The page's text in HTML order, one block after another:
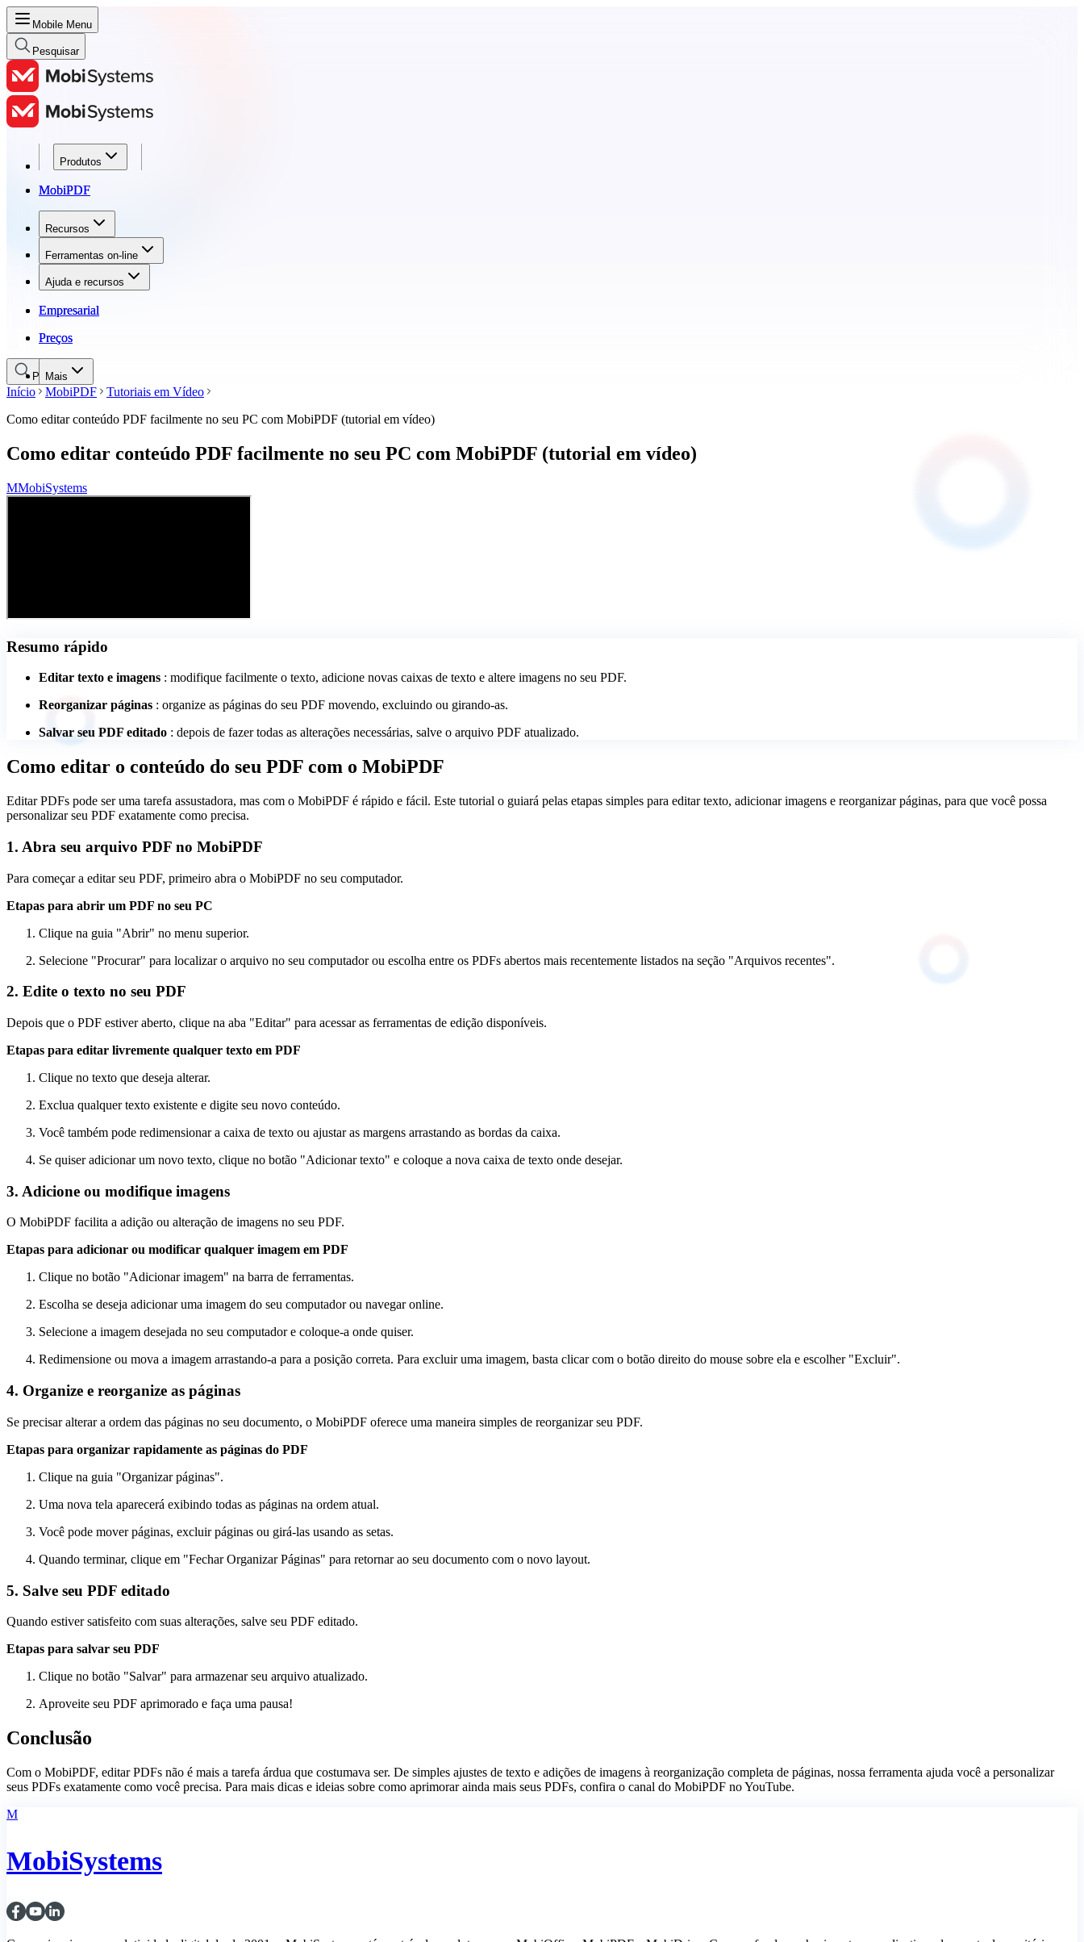
Mobile Menu
Pesquisar
Produtos
MobiPDF
Recursos
Ferramentas on-line
Ajuda e recursos
Empresarial
Preços
Mais
Produtos
MobiPDF
Recursos
Ferramentas on-line
Ajuda e recursos
Empresarial
Preços
Pesquisar
Início MobiPDF
Tutoriais em Vídeo
Como editar conteúdo PDF facilmente no seu PC com MobiPDF (tutorial em vídeo)
Como editar conteúdo PDF facilmente no seu PC com MobiPDF (tutorial em vídeo)
MMobiSystems
Resumo rápido
Editar texto e imagens : modifique facilmente o texto, adicione novas caixas de texto e altere imagens no seu PDF.
Reorganizar páginas : organize as páginas do seu PDF movendo, excluindo ou girando-as.
Salvar seu PDF editado : depois de fazer todas as alterações necessárias, salve o arquivo PDF atualizado.
Como editar o conteúdo do seu PDF com o MobiPDF
Editar PDFs pode ser uma tarefa assustadora, mas com o MobiPDF é rápido e fácil. Este tutorial o guiará pelas etapas simples para editar texto, adicionar imagens e reorganizar páginas, para que você possa
personalizar seu PDF exatamente como precisa.
1. Abra seu arquivo PDF no MobiPDF
Para começar a editar seu PDF, primeiro abra o MobiPDF no seu computador.
Etapas para abrir um PDF no seu PC
Clique na guia "Abrir" no menu superior.
Selecione "Procurar" para localizar o arquivo no seu computador ou escolha entre os PDFs abertos mais recentemente listados na seção "Arquivos recentes".
2. Edite o texto no seu PDF
Depois que o PDF estiver aberto, clique na aba "Editar" para acessar as ferramentas de edição disponíveis.
Etapas para editar livremente qualquer texto em PDF
Clique no texto que deseja alterar.
Exclua qualquer texto existente e digite seu novo conteúdo.
Você também pode redimensionar a caixa de texto ou ajustar as margens arrastando as bordas da caixa.
Se quiser adicionar um novo texto, clique no botão "Adicionar texto" e coloque a nova caixa de texto onde desejar.
3. Adicione ou modifique imagens
O MobiPDF facilita a adição ou alteração de imagens no seu PDF.
Etapas para adicionar ou modificar qualquer imagem em PDF
Clique no botão "Adicionar imagem" na barra de ferramentas.
Escolha se deseja adicionar uma imagem do seu computador ou navegar online.
Selecione a imagem desejada no seu computador e coloque-a onde quiser.
Redimensione ou mova a imagem arrastando-a para a posição correta. Para excluir uma imagem, basta clicar com o botão direito do mouse sobre ela e escolher "Excluir".
4. Organize e reorganize as páginas
Se precisar alterar a ordem das páginas no seu documento, o MobiPDF oferece uma maneira simples de reorganizar seu PDF.
Etapas para organizar rapidamente as páginas do PDF
Clique na guia "Organizar páginas".
Uma nova tela aparecerá exibindo todas as páginas na ordem atual.
Você pode mover páginas, excluir páginas ou girá-las usando as setas.
Quando terminar, clique em "Fechar Organizar Páginas" para retornar ao seu documento com o novo layout.
5. Salve seu PDF editado
Quando estiver satisfeito com suas alterações, salve seu PDF editado.
Etapas para salvar seu PDF
Clique no botão "Salvar" para armazenar seu arquivo atualizado.
Aproveite seu PDF aprimorado e faça uma pausa!
Conclusão
Com o MobiPDF, editar PDFs não é mais a tarefa árdua que costumava ser. De simples ajustes de texto e adições de imagens à reorganização completa de páginas, nossa ferramenta ajuda você a personalizar
seus PDFs exatamente como você precisa. Para mais dicas e ideias sobre como aprimorar ainda mais seus PDFs, confira o canal do MobiPDF no YouTube.
M
MobiSystems